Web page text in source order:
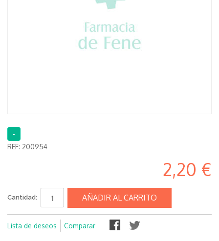
-
REF: 200954
2,20 €
Cantidad: AÑADIR AL CARRITO
Lista de deseos Comparar